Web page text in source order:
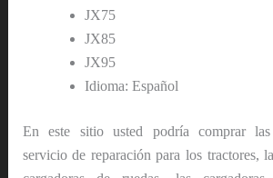
JX75
JX85
JX95
Idioma: Español
En este sitio usted podría comprar las
servicio de reparación para los tractores,